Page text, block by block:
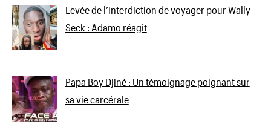
Levée de l’interdiction de voyager pour Wally
Seck : Adamo réagit
Papa Boy Djiné : Un témoignage poignant sur
sa vie carcérale